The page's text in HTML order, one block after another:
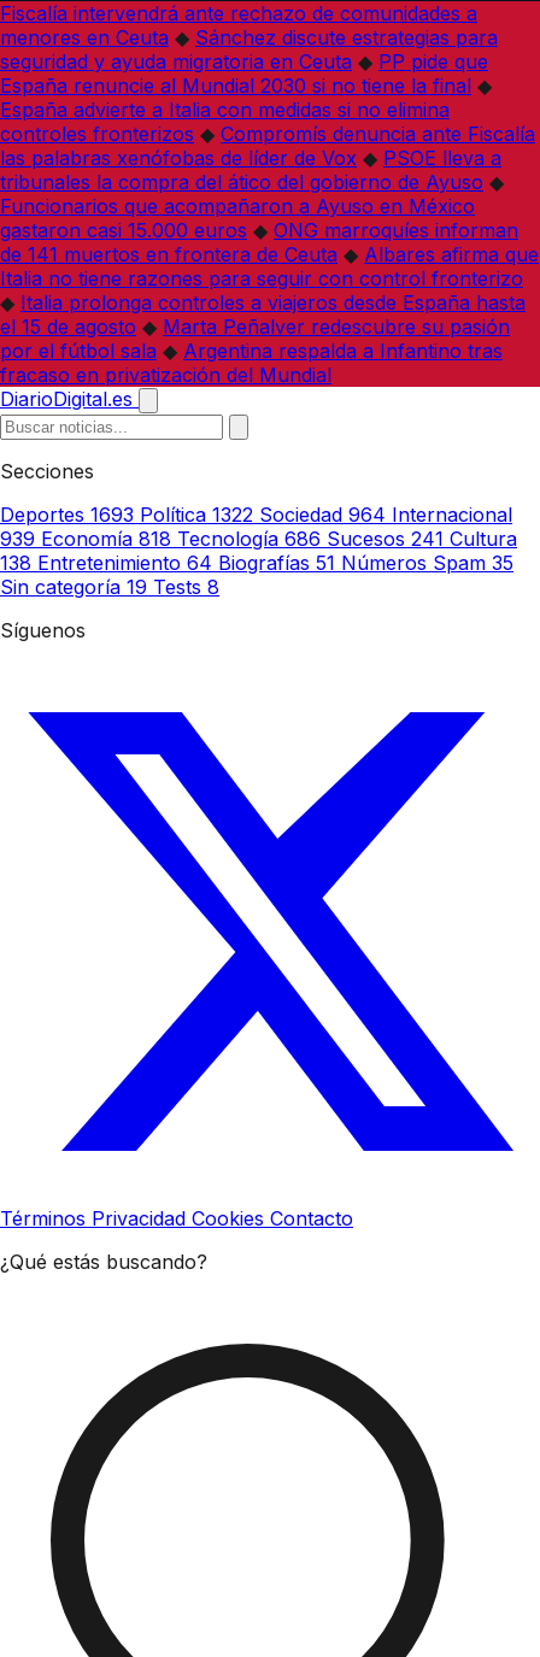
Fiscalía intervendrá ante rechazo de comunidades a
menores en Ceuta ◆ Sánchez discute estrategias para
seguridad y ayuda migratoria en Ceuta ◆ PP pide que
España renuncie al Mundial 2030 si no tiene la final ◆
España advierte a Italia con medidas si no elimina
controles fronterizos ◆ Compromís denuncia ante Fiscalía
las palabras xenófobas de líder de Vox ◆ PSOE lleva a
tribunales la compra del ático del gobierno de Ayuso ◆
Funcionarios que acompañaron a Ayuso en México
gastaron casi 15.000 euros ◆ ONG marroquíes informan
de 141 muertos en frontera de Ceuta ◆ Albares afirma que
Italia no tiene razones para seguir con control fronterizo
◆ Italia prolonga controles a viajeros desde España hasta
el 15 de agosto ◆ Marta Peñalver redescubre su pasión
por el fútbol sala ◆ Argentina respalda a Infantino tras
fracaso en privatización del Mundial
DiarioDigital.es
Secciones
Deportes 1693 Política 1322 Sociedad 964 Internacional
939 Economía 818 Tecnología 686 Sucesos 241 Cultura
138 Entretenimiento 64 Biografías 51 Números Spam 35
Sin categoría 19 Tests 8
Síguenos
Términos Privacidad Cookies Contacto
¿Qué estás buscando?